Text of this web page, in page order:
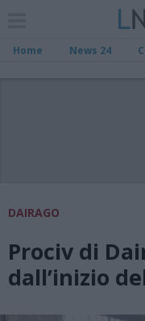
Home News 24
DAIRAGO
Prociv di
dall’inizio